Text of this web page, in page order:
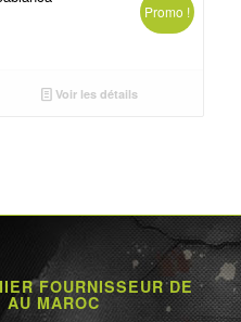
Promo !
Voir les détails
FOURNISSEUR DE
MAROC